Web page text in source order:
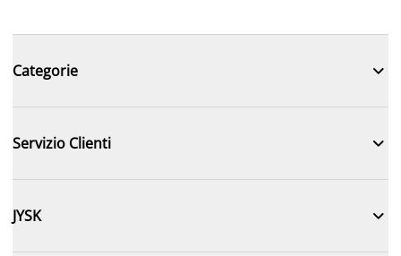
Categorie 
Servizio Clienti 
JYSK 